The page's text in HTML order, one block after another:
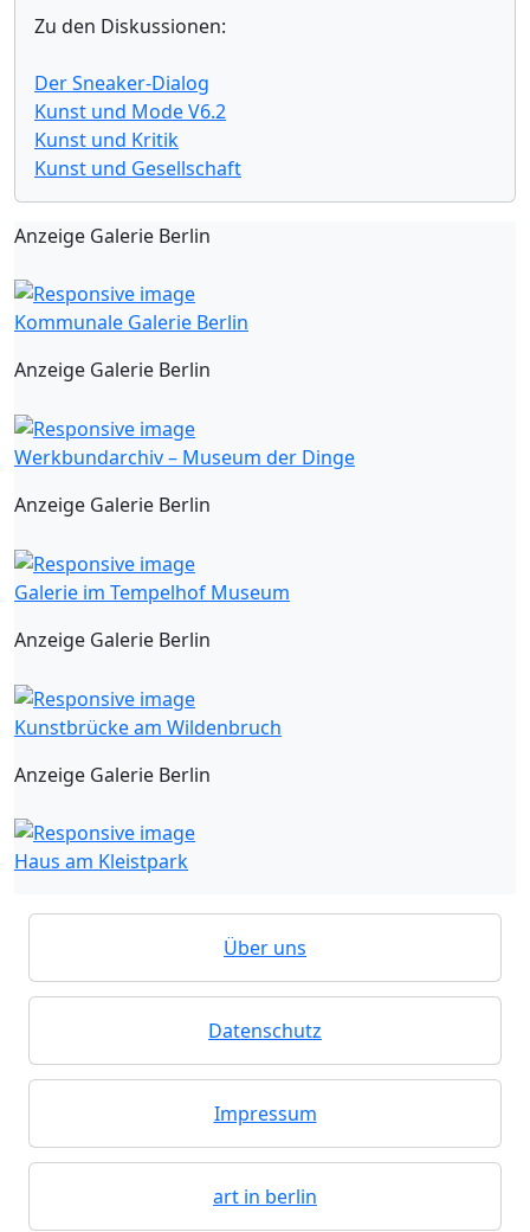
Zu den Diskussionen:
Der Sneaker-Dialog
Kunst und Mode V6.2
Kunst und Kritik
Kunst und Gesellschaft
Anzeige Galerie Berlin
Kommunale Galerie Berlin
Anzeige Galerie Berlin
Werkbundarchiv – Museum der Dinge
Anzeige Galerie Berlin
Galerie im Tempelhof Museum
Anzeige Galerie Berlin
Kunstbrücke am Wildenbruch
Anzeige Galerie Berlin
Haus am Kleistpark
Über uns
Datenschutz
Impressum
art in berlin